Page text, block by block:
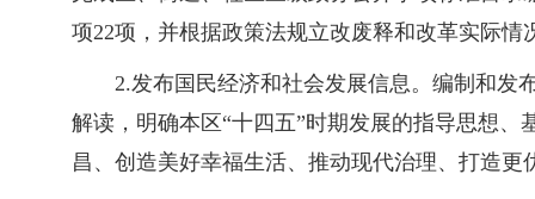
项22项，并根据政策法规立改废释和改革实际情
2.发布国民经济和社会发展信息。编制和发
解读，明确本区“十四五”时期发展的指导思想
昌、创造美好幸福生活、推动现代治理、打造